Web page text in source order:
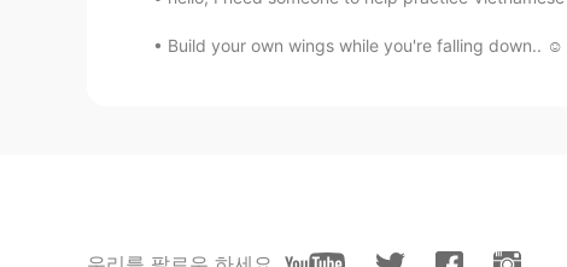
Build your own wings while you're falling down..